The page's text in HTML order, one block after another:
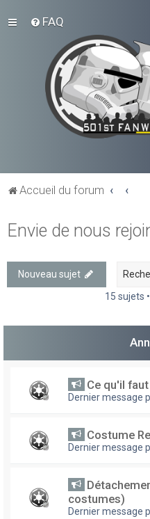
FAQ
Accueil du forum
Envie de nous
Nouveau sujet
15 sujets
Ce qu'il
Dernier message
Costume
Dernier message
costumes)
Dernier message